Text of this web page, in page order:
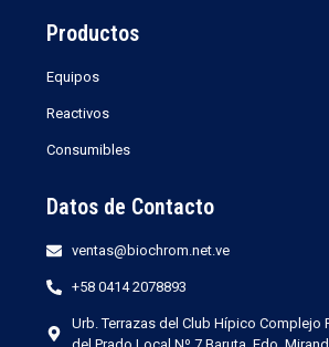
Productos
Equipos
Reactivos
Consumibles
Datos de Contacto
ventas@biochrom.net.ve
+58 0414 2078893
Urb. Terrazas del Club Hípico Complejo